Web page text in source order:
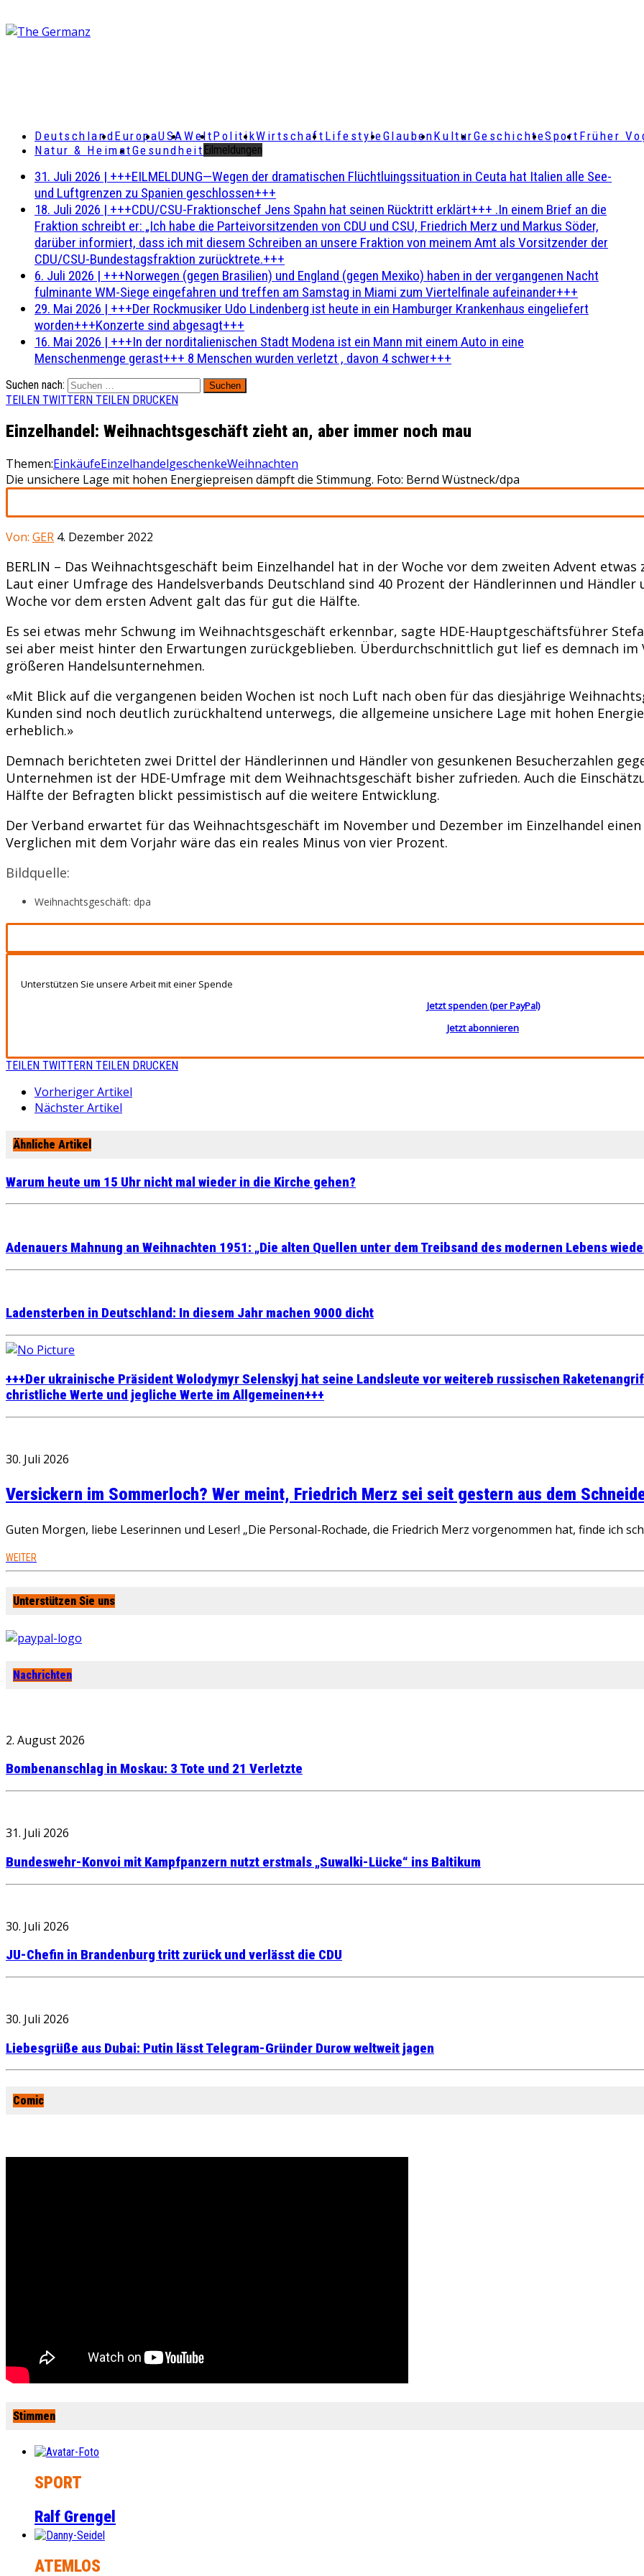
DeutschlandEuropaUSAWeltPolitikWirtschaft LifestyleGlaubenKulturGeschichteSport Früher
Natur & HeimatGesundheit Eilmeldungen
31. Juli 2026 | +++EILMELDUNG—Wegen der dramatischen Flüchtluingssituation in Ceuta hat Italien alle See-
und Luftgrenzen zu Spanien geschlossen+++
18. Juli 2026 | +++CDU/CSU-Fraktionschef Jens Spahn hat seinen Rücktritt erklärt+++ .In einem Brief an die
Fraktion schreibt er: „Ich habe die Parteivorsitzenden von CDU und CSU, Friedrich Merz und Markus Söder,
darüber informiert, dass ich mit diesem Schreiben an unsere Fraktion von meinem Amt als Vorsitzender der
CDU/CSU-Bundestagsfraktion zurücktrete.+++
6. Juli 2026 | +++Norwegen (gegen Brasilien) und England (gegen Mexiko) haben in der vergangenen Nacht
fulminante WM-Siege eingefahren und treffen am Samstag in Miami zum Viertelfinale aufeinander+++
29. Mai 2026 | +++Der Rockmusiker Udo Lindenberg ist heute in ein Hamburger Krankenhaus eingeliefert
worden+++Konzerte sind abgesagt+++
16. Mai 2026 | +++In der norditalienischen Stadt Modena ist ein Mann mit einem Auto in eine
Menschenmenge gerast+++ 8 Menschen wurden verletzt , davon 4 schwer+++
Suchen nach:
TEILEN TWITTERN TEILEN DRUCKEN
Einzelhandel: Weihnachtsgeschäft zieht an, aber immer noch mau
Themen:EinkäufeEinzelhandelgeschenkeWeihnachten
Die unsichere Lage mit hohen Energiepreisen dämpft die Stimmung. Foto: Bernd Wüstneck/dpa
Von: GER 4. Dezember 2022
BERLIN – Das Weihnachtsgeschäft beim Einzelhandel hat in der Woche vor dem zweiten Advent
Laut einer Umfrage des Handelsverbands Deutschland sind 40 Prozent der Händlerinnen und
Woche vor dem ersten Advent galt das für gut die Hälfte.
Es sei etwas mehr Schwung im Weihnachtsgeschäft erkennbar, sagte HDE-Hauptgeschäftsführer
sei aber meist hinter den Erwartungen zurückgeblieben. Überdurchschnittlich gut lief es demnach im
größeren Handelsunternehmen.
«Mit Blick auf die vergangenen beiden Wochen ist noch Luft nach oben für das diesjährige
Kunden sind noch deutlich zurückhaltend unterwegs, die allgemeine unsichere Lage mit hohen
erheblich.»
Demnach berichteten zwei Drittel der Händlerinnen und Händler von gesunkenen Besucherzahlen
Unternehmen ist der HDE-Umfrage mit dem Weihnachtsgeschäft bisher zufrieden. Auch die
Hälfte der Befragten blickt pessimistisch auf die weitere Entwicklung.
Der Verband erwartet für das Weihnachtsgeschäft im November und Dezember im Einzelhandel
Verglichen mit dem Vorjahr wäre das ein reales Minus von vier Prozent.
Bildquelle:
Weihnachtsgeschäft: dpa
Unterstützen Sie unsere Arbeit mit einer Spende
Jetzt spenden (per PayPal)
Jetzt abonnieren
TEILEN TWITTERN TEILEN DRUCKEN
Vorheriger Artikel
Nächster Artikel
Ähnliche Artikel
Warum heute um 15 Uhr nicht mal wieder in die Kirche gehen?
Adenauers Mahnung an Weihnachten 1951: „Die alten Quellen unter dem Treibsand des modernen Lebens
Ladensterben in Deutschland: In diesem Jahr machen 9000 dicht
+++Der ukrainische Präsident Wolodymyr Selenskyj hat seine Landsleute vor weitereb russischen
christliche Werte und jegliche Werte im Allgemeinen+++
30. Juli 2026
Versickern im Sommerloch? Wer meint, Friedrich Merz sei seit gestern aus dem
Guten Morgen, liebe Leserinnen und Leser! „Die Personal-Rochade, die Friedrich Merz vorgenommen hat, finde ich
WEITER
Unterstützen Sie uns
Nachrichten
2. August 2026
Bombenanschlag in Moskau: 3 Tote und 21 Verletzte
31. Juli 2026
Bundeswehr-Konvoi mit Kampfpanzern nutzt erstmals „Suwalki-Lücke“ ins Baltikum
30. Juli 2026
JU-Chefin in Brandenburg tritt zurück und verlässt die CDU
30. Juli 2026
Liebesgrüße aus Dubai: Putin lässt Telegram-Gründer Durow weltweit jagen
Comic
Stimmen
SPORT
Ralf Grengel
ATEMLOS